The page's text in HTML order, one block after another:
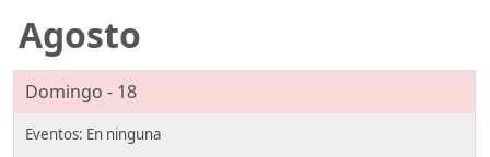
Agosto
Domingo - 18